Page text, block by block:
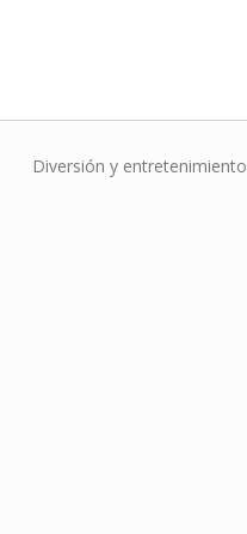
Diversión y entretenimiento